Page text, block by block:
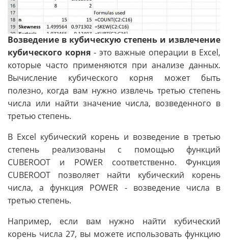
Возведение в кубическую степень и извлечение
кубического корня- это важные операции в Excel,
которые часто применяются при анализе данных.
Вычисление кубического корня может быть
полезно, когда вам нужно извлечь третью степень
числа или найти значение числа, возведенного в
третью степень.
В Excel кубический корень и возведение в третью
степень реализованы с помощью функций
CUBEROOT и POWER соответственно. Функция
CUBEROOT позволяет найти кубический корень
числа, а функция POWER - возведение числа в
третью степень.
Например, если вам нужно найти кубический
корень числа 27, вы можете использовать функцию